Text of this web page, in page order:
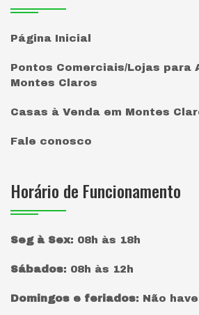
Página Inicial
Pontos Comerciais/Lojas para
Montes Claros
Casas à Venda em Montes
Fale conosco
Horário de Funcionamento
Seg à Sex: 08h às 18h
Sábados: 08h às 12h
Domingos e feriados: Não